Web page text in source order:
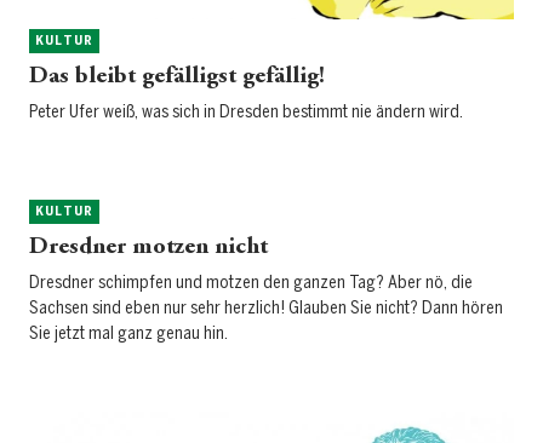
KULTUR
Das bleibt gefälligst gefällig!
Peter Ufer weiß, was sich in Dresden bestimmt nie ändern wird.
KULTUR
Dresdner motzen nicht
Dresdner schimpfen und motzen den ganzen Tag? Aber nö, die
Sachsen sind eben nur sehr herzlich! Glauben Sie nicht? Dann hören
Sie jetzt mal ganz genau hin.